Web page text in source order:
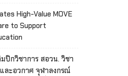
High-Value MOVE
to Support
ปิกวิชาการ สอวน. วิชา
ละอวกาศ จุฬาลงกรณ์